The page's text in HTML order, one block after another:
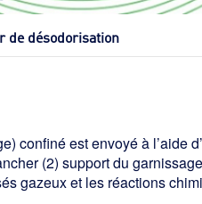
de désodorisation
confiné est envoyé à l’aide
(2) support du
gazeux et les réactions